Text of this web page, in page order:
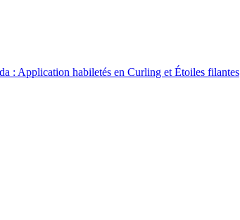
: Application habiletés en Curling et Étoiles filantes